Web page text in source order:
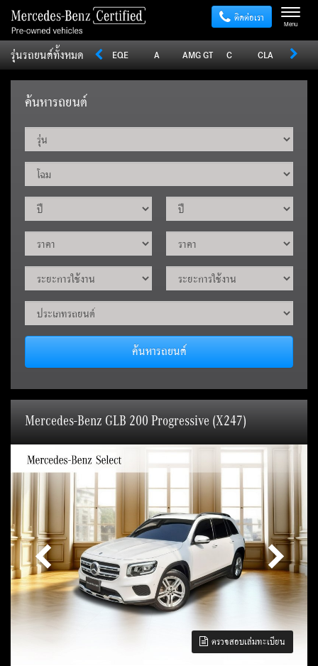
ติดต่อเรา Menu
รุ่นรถยนต์ทั้งหมด
Sprinter V Vito EQE A AMG GT C CLA CLE
ค้นหารถยนต์
ค้นหารถยนต์
Mercedes-Benz GLB 200 Progressive (X247)
ตรวจสอบเล่มทะเบียน